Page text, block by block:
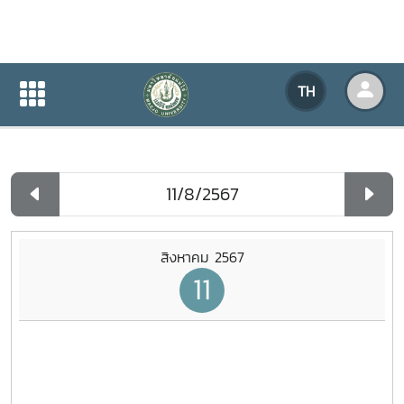
TH
ปฏิทินกิจกรรมของหน่วยงาน
ปฏิทินกิจกรรมของหน่วยงาน
สิงหาคม 2567
11